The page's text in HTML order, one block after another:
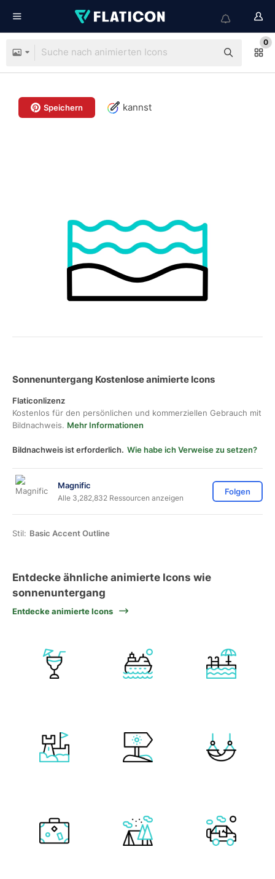
0
Speichern kannst
Sonnenuntergang Kostenlose animierte Icons
Flaticonlizenz
Kostenlos für den persönlichen und kommerziellen Gebrauch mit
Bildnachweis. Mehr Informationen
Bildnachweis ist erforderlich. Wie habe ich Verweise zu setzen?
Magnific
Alle 3,282,832 Ressourcen anzeigen
Folgen
Stil: Basic Accent Outline
Entdecke ähnliche animierte Icons wie
sonnenuntergang
Entdecke animierte Icons